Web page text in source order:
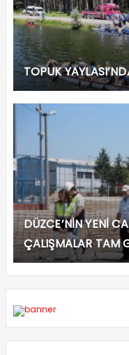
TOPUK
DÜZCE’NİN YENİ
ÇALIŞMALAR TAM